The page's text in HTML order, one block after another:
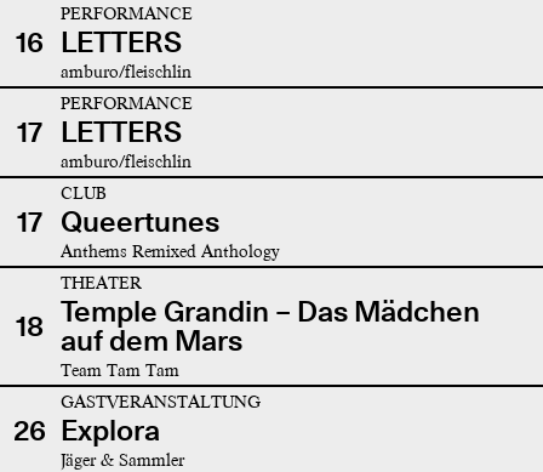
16
PERFORMANCE
LETTERS
amburo/fleischlin
17
PERFORMANCE
LETTERS
amburo/fleischlin
17
CLUB
Queertunes
Anthems Remixed Anthology
18
THEATER
Temple Grandin – Das Mädchen
auf dem Mars
Team Tam Tam
26
GASTVERANSTALTUNG
Explora
Jäger & Sammler